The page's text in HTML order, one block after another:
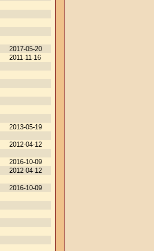
2017-05-20
2011-11-16
2013-05-19
2012-04-12
2016-10-09
2012-04-12
2016-10-09